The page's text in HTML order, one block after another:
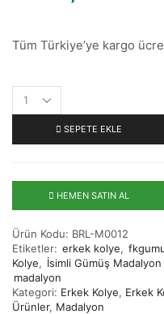
Tüm Türkiye’ye kargo
SEPETE EKLE
HEMEN SATIN AL
Ürün Kodu: BRL-M0012
Etiketler: erkek kolye,
Kolye, İsimli Gümüş Madalyon
madalyon
Kategori: Erkek Kolye, Erkek
Ürünler, Madalyon